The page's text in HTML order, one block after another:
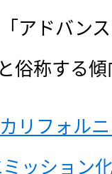
アドバン
俗称する
カリフォル
ッション